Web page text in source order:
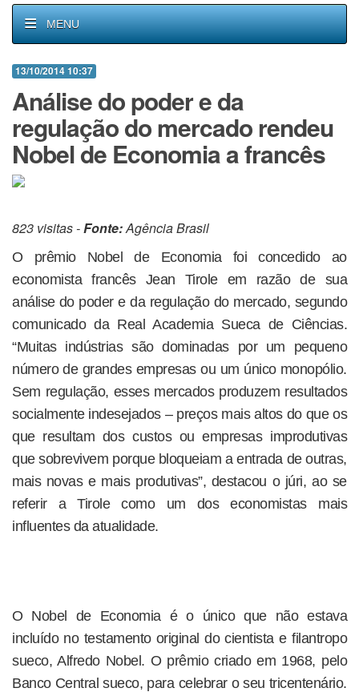
MENU
13/10/2014 10:37
Análise do poder e da
regulação do mercado rendeu
Nobel de Economia a francês
823 visitas -Fonte:Agência Brasil
O prêmio Nobel de Economia foi concedido ao
economista francês Jean Tirole em razão de sua
análise do poder e da regulação do mercado, segundo
comunicado da Real Academia Sueca de Ciências.
“Muitas indústrias são dominadas por um pequeno
número de grandes empresas ou um único monopólio.
Sem regulação, esses mercados produzem resultados
socialmente indesejados – preços mais altos do que os
que resultam dos custos ou empresas improdutivas
que sobrevivem porque bloqueiam a entrada de outras,
mais novas e mais produtivas”, destacou o júri, ao se
referir a Tirole como um dos economistas mais
influentes da atualidade.
O Nobel de Economia é o único que não estava
incluído no testamento original do cientista e filantropo
sueco, Alfredo Nobel. O prêmio criado em 1968, pelo
Banco Central sueco, para celebrar o seu tricentenário.